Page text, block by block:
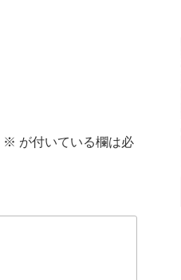
※ が付いている欄は必